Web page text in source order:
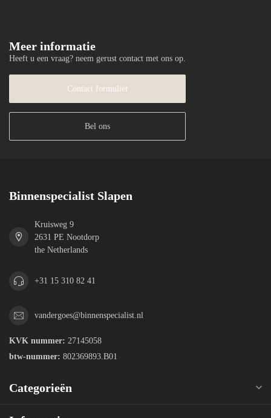
Meer informatie
Heeft u een vraag? neem gerust contact met ons op.
Contact formulier
Bel ons
Binnenspecialist Slapen
Kruisweg 9
2631 PE Nootdorp
the Netherlands
+31 15 310 82 41
vandergoes@binnenspecialist.nl
KVK nummer: 27145058
btw-nummer: 802369893.B01
Categorieën